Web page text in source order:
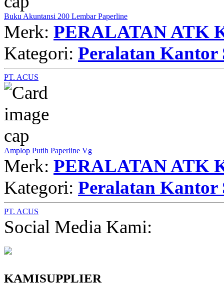
Buku Akuntansi 200 Lembar Paperline
Merk: PERALATAN ATK
Kategori: Peralatan Kantor
PT. ACUS
Amplop Putih Paperline Vg
Merk: PERALATAN ATK
Kategori: Peralatan Kantor
PT. ACUS
Social Media Kami:
KAMISUPPLIER